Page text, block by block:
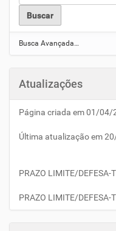
Busca Avançada…
Atualizações
Página criada em 01/04/
Última atualização em
PRAZO LIMITE/DEFESA-
PRAZO LIMITE/DEFESA-